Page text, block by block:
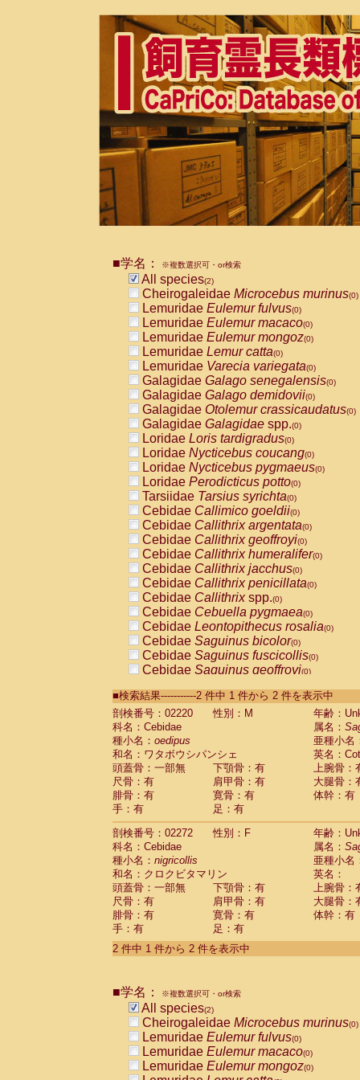
■学名： ※複数選択可・or検索
All species(2)
Cheirogaleidae Microcebus murinus(0)
Lemuridae Eulemur fulvus(0)
Lemuridae Eulemur macaco(0)
Lemuridae Eulemur mongoz(0)
Lemuridae Lemur catta(0)
Lemuridae Varecia variegata(0)
Galagidae Galago senegalensis(0)
Galagidae Galago demidovii(0)
Galagidae Otolemur crassicaudatus(0)
Galagidae Galagidae spp.(0)
Loridae Loris tardigradus(0)
Loridae Nycticebus coucang(0)
Loridae Nycticebus pygmaeus(0)
Loridae Perodicticus potto(0)
Tarsiidae Tarsius syrichta(0)
Cebidae Callimico goeldii(0)
Cebidae Callithrix argentata(0)
Cebidae Callithrix geoffroyi(0)
Cebidae Callithrix humeralifer(0)
Cebidae Callithrix jacchus(0)
Cebidae Callithrix penicillata(0)
Cebidae Callithrixspp.(0)
Cebidae Cebuella pygmaea(0)
Cebidae Leontopithecus rosalia(0)
Cebidae Saguinus bicolor(0)
Cebidae Saguinus fuscicollis(0)
Cebidae Saguinus geoffroyi(0)
CebidaeSaguinus labiatus(0)
Cebidae Saguinus leucopus (0)
Cebidae
Cebidae
CebidaeSaguinus nigricollis (1)
Cebidae Saguinus oedipus
Cebidae Saguinus weddelli
Cebidae Saguinusspp.
Cebidae Aotus trivirgatus
Cebidae Cebus albifrons
Cebidae
CebidaeCebus capucinus
CebidaeCebus nigrivittatus
Cebidae Cebusspp.(0)
Cebidae Saimiri boliviensis
Cebidae Saimiri sciureus
Atelidae Alouatta caraya
AtelidaeAlouatta fusca
AtelidaeAlouatta seniculus
AtelidaeAteles belzebuth
AtelidaeAteles geoffroyi
AtelidaeAteles paniscus(0)
AtelidaeAtelesspp. (0)
AtelidaeLagothrix lagothricha
AtelidaeLagothrix lagothricha cana
PitheciidaeCacajao calvus
■検索結果-----------2 件中 1 件から 2 件を表示中
剖検番号：02220
性別：M
年齢：
科名：Cebidae
属名：
種小名： oedipus
亜種小名
和名：ワタボウシパンシェ
英名：
頭蓋骨：一部無
下顎骨：有
上腕骨：
尺骨：有
肩甲骨：有
大腿骨：
腓骨：有
寛骨：有
体幹：有
手：有
足：有
剖検番号：02272
性別：F
年齢：
科名：Cebidae
属名：
種小名： nigricollis
亜種小名
和名：クロクビタマリン
英名：
頭蓋骨：一部無
下顎骨：有
上腕骨：
尺骨：有
肩甲骨：有
大腿骨：
腓骨：有
寛骨：有
体幹：有
手：有
足：有
2 件中 1 件から 2 件を表示中
■学名： ※複数選択可・or検索
All species(2)
Cheirogaleidae Microcebus murinus(0)
Lemuridae Eulemur fulvus(0)
Lemuridae Eulemur macaco(0)
Lemuridae Eulemur mongoz(0)